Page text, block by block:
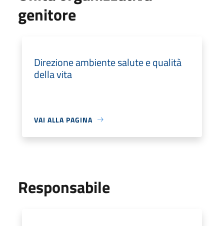
genitore
Direzione ambiente salute e qualità
della vita
VAI ALLA PAGINA
Responsabile